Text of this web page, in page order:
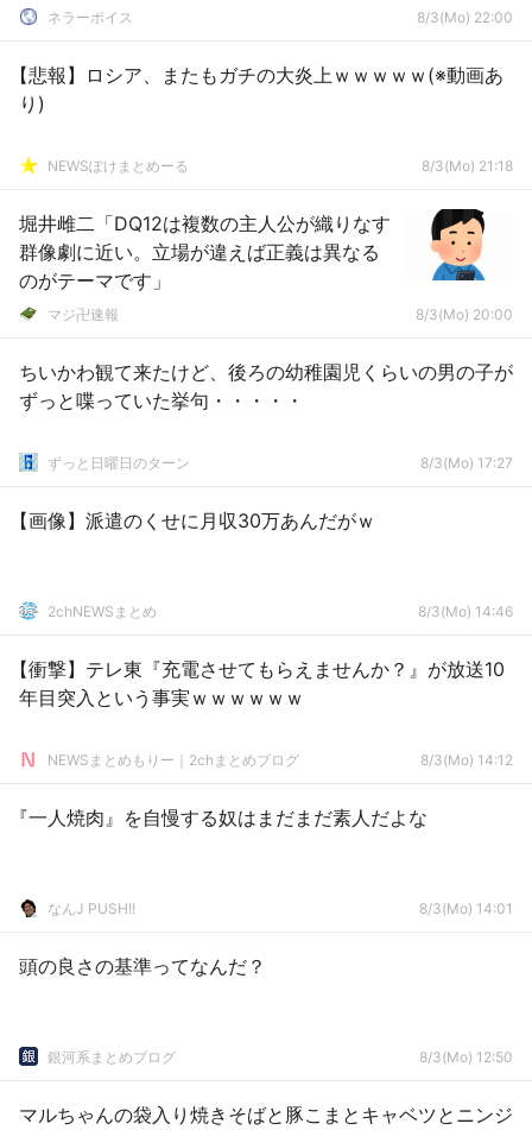
ネラーボイス 8/3(Mo) 22:00
【悲報】ロシア、またもガチの大炎上ｗｗｗｗｗ(※動画あ
り)
NEWSぽけまとめーる 8/3(Mo) 21:18
堀井雌二「DQ12は複数の主人公が織りなす
群像劇に近い。立場が違えば正義は異なる
のがテーマです」
マジ卍速報 8/3(Mo) 20:00
ちいかわ観て来たけど、後ろの幼稚園児くらいの男の子が
ずっと喋っていた挙句・・・・・
ずっと日曜日のターン 8/3(Mo) 17:27
【画像】派遣のくせに月収30万あんだがｗ
2chNEWSまとめ 8/3(Mo) 14:46
【衝撃】テレ東『充電させてもらえませんか？』が放送10
年目突入という事実ｗｗｗｗｗｗ
NEWSまとめもりー｜2chまとめブログ 8/3(Mo) 14:12
『一人焼肉』を自慢する奴はまだまだ素人だよな
なんJ PUSH!! 8/3(Mo) 14:01
頭の良さの基準ってなんだ？
銀河系まとめブログ 8/3(Mo) 12:50
マルちゃんの袋入り焼きそばと豚こまとキャベツとニンジ